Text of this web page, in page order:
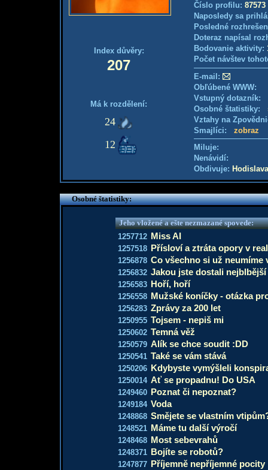
Index důvěry:
207
Má k rozdělení:
24
12
Číslo profilu: 87573
Naposledy sa
Posledné
Doteraz napísal
Bodovanie aktivity:
Počet návštev
E-mail:
Obľúbené WWW:
Vstupný dotazník:
Osobné štatistiky:
Vztahy na
Smajlíci: zobraz
Miluje:
Nenávidí:
Obdivuje: Hodislava
Osobné štatistiky:
Jeho vložené a ešte nezmazané spovede:
1257712 Miss AI
1257518 Přísloví a ztráta opory v
1256878 Co všechno si už neumíme
1256832 Jakou jste dostali
1256583 Hoří, hoří
1256558 Mužské koníčky - otázka
1256283 Zprávy za 200 let
1250955 Tojsem - nepiš mi
1250602 Temná věž
1250579 Alík se chce soudit :DD
1250541 Také se vám stává
1250206 Kdybyste vymýšleli
1250014 Ať se propadnu! Do USA
1249460 Poznat či nepoznat?
1249184 Voda
1248868 Smějete se vlastním
1248521 Máme tu další výročí
1248468 Most sebevrahů
1248371 Bojíte se robotů?
1247877 Příjemně nepříjemné pocity